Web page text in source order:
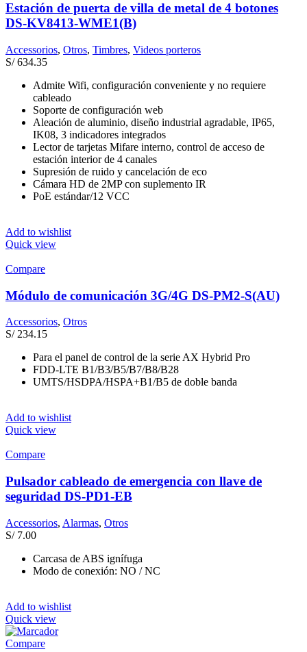
Estación de puerta de villa de metal de 4 botones
DS-KV8413-WME1(B)
Accessorios, Otros, Timbres, Videos porteros
S/634.35
Admite Wifi, configuración conveniente y no requiere
cableado
Soporte de configuración web
Aleación de aluminio, diseño industrial agradable, IP65,
IK08, 3 indicadores integrados
Lector de tarjetas Mifare interno, control de acceso de
estación interior de 4 canales
Supresión de ruido y cancelación de eco
Cámara HD de 2MP con suplemento IR
PoE estándar/12 VCC
Add to wishlist
Quick view
Compare
Módulo de comunicación 3G/4G DS-PM2-S(AU)
Accessorios, Otros
S/234.15
Para el panel de control de la serie AX Hybrid Pro
FDD-LTE B1/B3/B5/B7/B8/B28
UMTS/HSDPA/HSPA+B1/B5 de doble banda
Add to wishlist
Quick view
Compare
Pulsador cableado de emergencia con llave de
seguridad DS-PD1-EB
Accessorios, Alarmas, Otros
S/7.00
Carcasa de ABS ignífuga
Modo de conexión: NO / NC
Add to wishlist
Quick view
Compare